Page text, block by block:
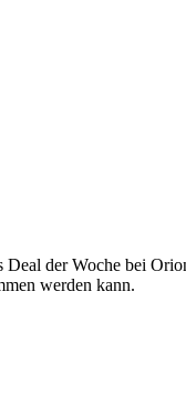
der Woche bei
werden kann.